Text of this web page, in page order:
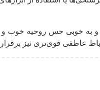
و به خوبی حس روحیه خوب و
عاطفی قوی‌تری نیز برقرار